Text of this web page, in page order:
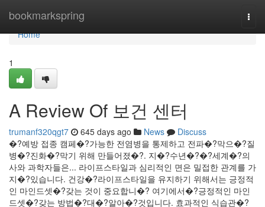
bookmarkspring
Home
Home
1
A Review Of 보건 센터
trumanf320qgt7 645 days ago News
Discuss
�?예방 접종 캠페�?가능한 전염병을 통제하고 전파�?막으�?질
병�?진화�?막기 위해 만들어졌�?. 지�?수년�?�?세계�?의
사와 과학자들은... 라이프스타일과 심리적인 면은 밀접한 관계를 가
지�?있습니다. 건강�?라이프스타일을 유지하기 위해서는 긍정적
인 마인드셋�?갖는 것이 중요합니�? 여기에서�?긍정적인 마인
드셋�?갖는 방법�?대�?알아�?것입니다. 효과적인 식습관�?